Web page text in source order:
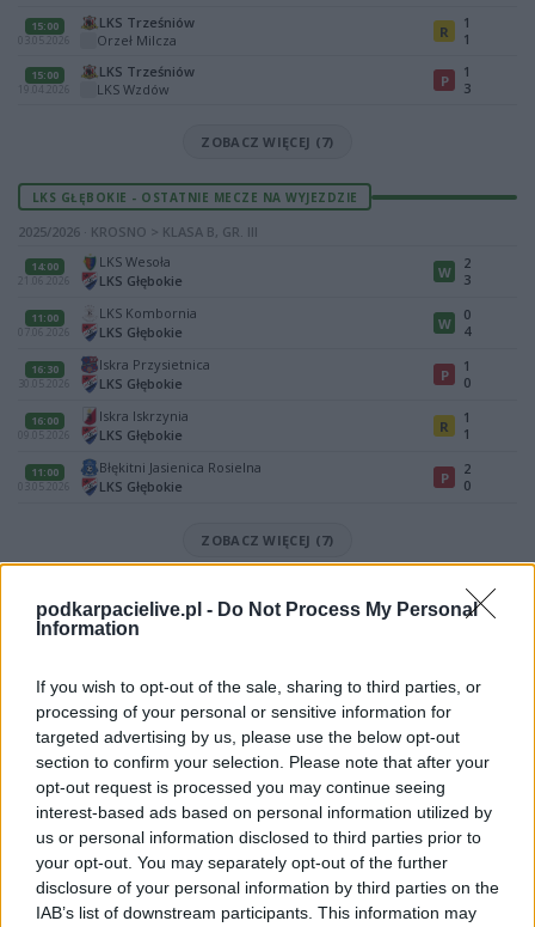
podkarpacielive.pl - Do Not Process My Personal
Information
If you wish to opt-out of the sale, sharing to third parties, or
processing of your personal or sensitive information for
targeted advertising by us, please use the below opt-out
section to confirm your selection. Please note that after your
opt-out request is processed you may continue seeing
interest-based ads based on personal information utilized by
us or personal information disclosed to third parties prior to
your opt-out. You may separately opt-out of the further
disclosure of your personal information by third parties on the
IAB’s list of downstream participants. This information may
15:00
03.05.2026
LKS Trześniów
Orzeł Milcza
R
1
1
15:00
19.04.2026
LKS Trześniów
LKS Wzdów
P
1
3
ZOBACZ WIĘCEJ (7)
LKS GŁĘBOKIE - OSTATNIE MECZE NA WYJEZDZIE
2025/2026 · KROSNO > KLASA B, GR. III
14:00
21.06.2026
LKS Wesoła
LKS Głębokie
W
2
3
11:00
07.06.2026
LKS Kombornia
LKS Głębokie
W
0
4
16:30
30.05.2026
Iskra Przysietnica
LKS Głębokie
P
1
0
16:00
09.05.2026
Iskra Iskrzynia
LKS Głębokie
R
1
1
11:00
03.05.2026
Błękitni Jasienica Rosielna
LKS Głębokie
P
2
0
ZOBACZ WIĘCEJ (7)
Mecz LKS Trześniów - LKS Głębokie (Krosno > Klasa B, gr. III)
Spotkanie pomiędzyLKS Trześniów i LKS Głębokierozegrane zostanie
Na stronie PodkarpacieLive.pl znajdziesz
wynik meczu, strzelców
bramek, kartki, składy, statystyki i informacje o przebiegu
spotkania. To kompletne źródło danych dla kibiców i pasjonatów
lokalnej piłki nożnej. Jeżeli aktualnie nie widzisz tutaj danych z pewnością
pracujemy nad tym żeby je uzupełnić.
Wynik meczu LKS Trześniów vs LKS Głębokie
Po zakończeniu spotkania automatycznie publikujemyoficjalny wynik
spotkania, a także dane meczowe, jeśli są dostępne.
Pełny harmonogram rozgrywek dostępny jest tutaj:Krosno > Klasa B,
gr. III - terminarz.